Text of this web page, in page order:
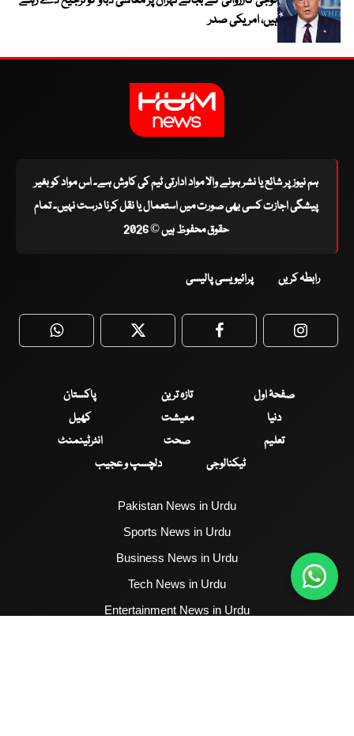
ہیں، امریکی صدر
ہم نیوز پر شائع یا نشر ہونے والا مواد ادارتی ٹیم کی کاوش ہے۔ اس مواد کو بغیر
پیشگی اجازت کسی بھی صورت میں استعمال یا نقل کرنا درست نہیں۔ تمام
حقوق محفوظ ہیں © 2026
رابطہ کریں پرائیویسی پالیسی
WhatsApp Twitter Facebook
صفحۂ اول تازہ ترین
پاکستان
دنیا
معیشت
کھیل
تعلیم
صحت
انٹرٹینمنٹ
ٹیکنالوجی
دلچسپ و عجیب
Pakistan News in Urdu
Sports News in Urdu
Business News in Urdu
Tech News in Urdu
Entertainment News in Urdu